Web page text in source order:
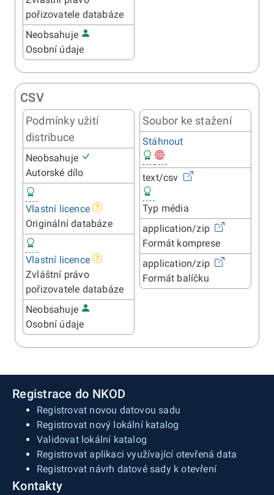
pořizovatele databáze
Neobsahuje
Osobní údaje
CSV
Podmínky užití
distribuce
Neobsahuje
Autorské dílo
Vlastní licence
Originální databáze
Vlastní licence
Zvláštní právo
pořizovatele databáze
Neobsahuje
Osobní údaje
Soubor ke stažení
Stáhnout
text/csv
Typ média
application/zip
Formát komprese
application/zip
Formát balíčku
Registrace do NKOD
Registrovat novou datovou sadu
Registrovat nový lokální katalog
Validovat lokální katalog
Registrovat aplikaci využívající otevřená data
Registrovat návrh datové sady k otevření
Kontakty